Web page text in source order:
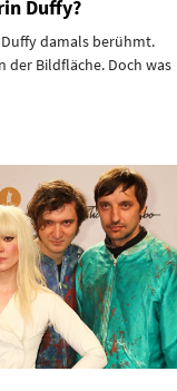
Duffy?
Duffy damals berühmt.
der Bildfläche. Doch was